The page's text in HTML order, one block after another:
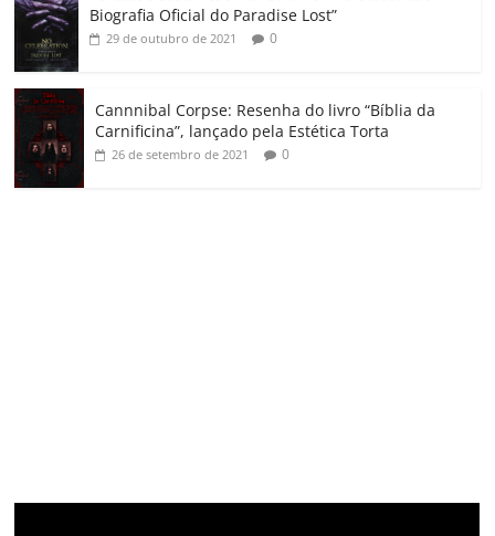
Biografia Oficial do Paradise Lost”
29 de outubro de 2021 0
Cannnibal Corpse: Resenha do livro “Bíblia da
Carnificina”, lançado pela Estética Torta
26 de setembro de 2021 0